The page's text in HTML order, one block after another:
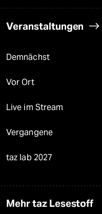
Veranstaltungen
Demnächst
Vor Ort
Live im Stream
Vergangene
taz lab 2027
Mehr taz Lesestoff